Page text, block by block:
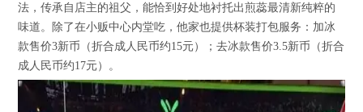
法，传承自店主的祖父，能恰到好处地衬托出煎蕊最清新纯粹的
味道。除了在小贩中心内堂吃，他家也提供杯装打包服务：加冰
款售价3新币（折合成人民币约15元）；去冰款售价3.5新币（折合
成人民币约17元）。